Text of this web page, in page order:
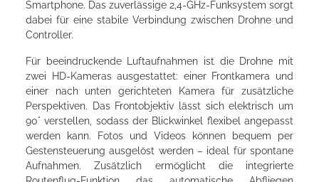
Smartphone. Das zuverlässige 2,4-GHz-Funksystem sorgt
dabei für eine stabile Verbindung zwischen Drohne und
Controller.
Für beeindruckende Luftaufnahmen ist die Drohne mit
zwei HD-Kameras ausgestattet: einer Frontkamera und
einer nach unten gerichteten Kamera für zusätzliche
Perspektiven. Das Frontobjektiv lässt sich elektrisch um
90° verstellen, sodass der Blickwinkel flexibel angepasst
werden kann. Fotos und Videos können bequem per
Gestensteuerung ausgelöst werden – ideal für spontane
Aufnahmen. Zusätzlich ermöglicht die integrierte